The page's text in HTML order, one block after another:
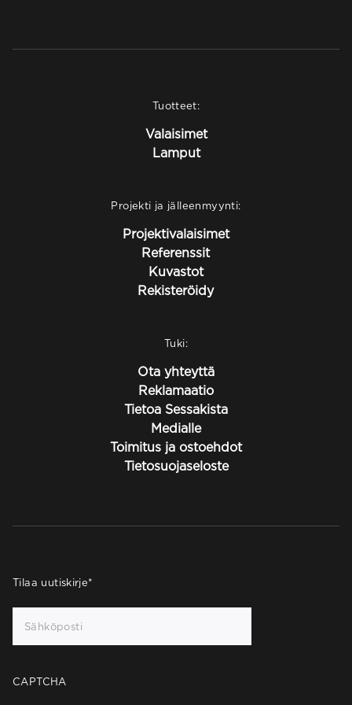
Tuotteet:
Valaisimet
Lamput
Projekti ja jälleenmyynti:
Projektivalaisimet
Referenssit
Kuvastot
Rekisteröidy
Tuki:
Ota yhteyttä
Reklamaatio
Tietoa Sessakista
Medialle
Toimitus ja ostoehdot
Tietosuojaseloste
Tilaa uutiskirje*
CAPTCHA